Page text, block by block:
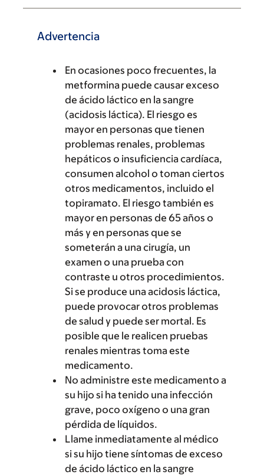
Advertencia
En ocasiones poco frecuentes, la
metformina puede causar exceso
de ácido láctico en la sangre
(acidosis láctica). El riesgo es
mayor en personas que tienen
problemas renales, problemas
hepáticos o insuficiencia cardíaca,
consumen alcohol o toman ciertos
otros medicamentos, incluido el
topiramato. El riesgo también es
mayor en personas de 65 años o
más y en personas que se
someterán a una cirugía, un
examen o una prueba con
contraste u otros procedimientos.
Si se produce una acidosis láctica,
puede provocar otros problemas
de salud y puede ser mortal. Es
posible que le realicen pruebas
renales mientras toma este
medicamento.
No administre este medicamento a
su hijo si ha tenido una infección
grave, poco oxígeno o una gran
pérdida de líquidos.
Llame inmediatamente al médico
si su hijo tiene síntomas de exceso
de ácido láctico en la sangre